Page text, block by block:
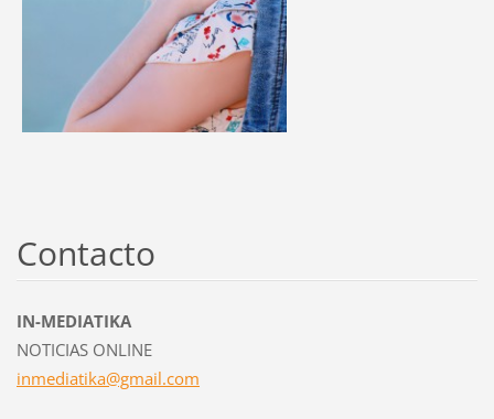
Contacto
IN-MEDIATIKA
NOTICIAS ONLINE
inmediatika@gmail.com